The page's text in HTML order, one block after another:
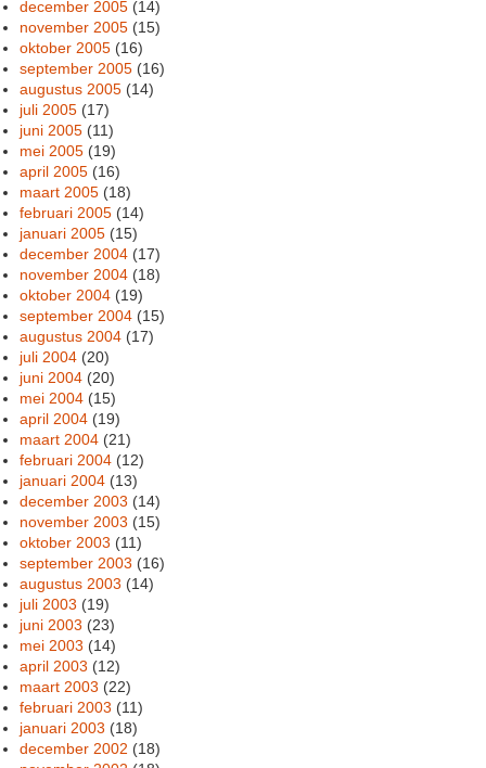
december 2005 (14)
november 2005 (15)
oktober 2005 (16)
september 2005 (16)
augustus 2005 (14)
juli 2005 (17)
juni 2005 (11)
mei 2005 (19)
april 2005 (16)
maart 2005 (18)
februari 2005 (14)
januari 2005 (15)
december 2004 (17)
november 2004 (18)
oktober 2004 (19)
september 2004 (15)
augustus 2004 (17)
juli 2004 (20)
juni 2004 (20)
mei 2004 (15)
april 2004 (19)
maart 2004 (21)
februari 2004 (12)
januari 2004 (13)
december 2003 (14)
november 2003 (15)
oktober 2003 (11)
september 2003 (16)
augustus 2003 (14)
juli 2003 (19)
juni 2003 (23)
mei 2003 (14)
april 2003 (12)
maart 2003 (22)
februari 2003 (11)
januari 2003 (18)
december 2002 (18)